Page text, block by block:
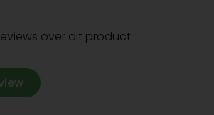
over dit product.